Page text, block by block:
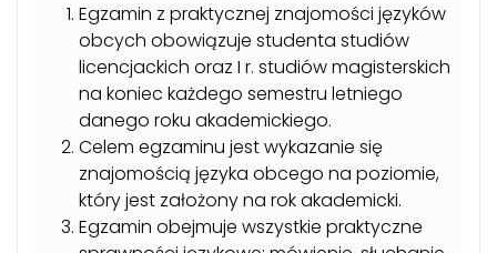
Egzamin z praktycznej znajomości języków
obcych obowiązuje studenta studiów
licencjackich oraz I r. studiów magisterskich
na koniec każdego semestru letniego
danego roku akademickiego.
Celem egzaminu jest wykazanie się
znajomością języka obcego na poziomie,
który jest założony na rok akademicki.
Egzamin obejmuje wszystkie praktyczne